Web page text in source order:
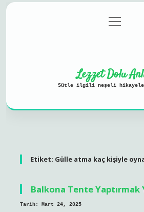
Gizlilik
menüyü
aç
Lezzet Dolu
Sütle ilgili neşeli
Etiket: Gülle atma kaç kişiyle
Balkona Tente Yaptırmak
Tarih: Mart 24, 2025